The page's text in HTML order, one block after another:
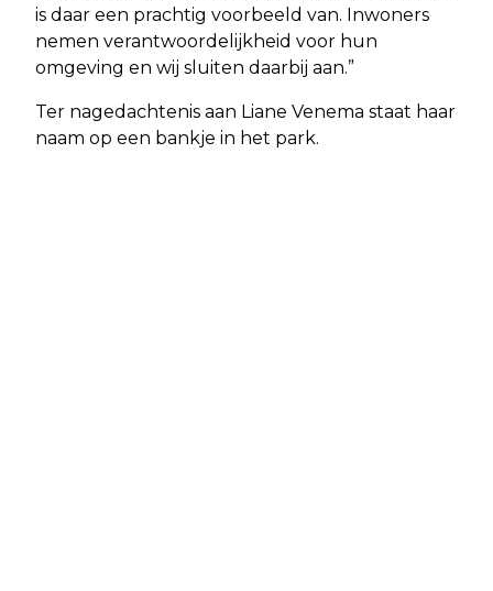
is daar een prachtig voorbeeld van. Inwoners
nemen verantwoordelijkheid voor hun
omgeving en wij sluiten daarbij aan.”
Ter nagedachtenis aan Liane Venema staat haar
naam op een bankje in het park.